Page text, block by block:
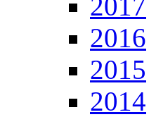
2016
2015
2014